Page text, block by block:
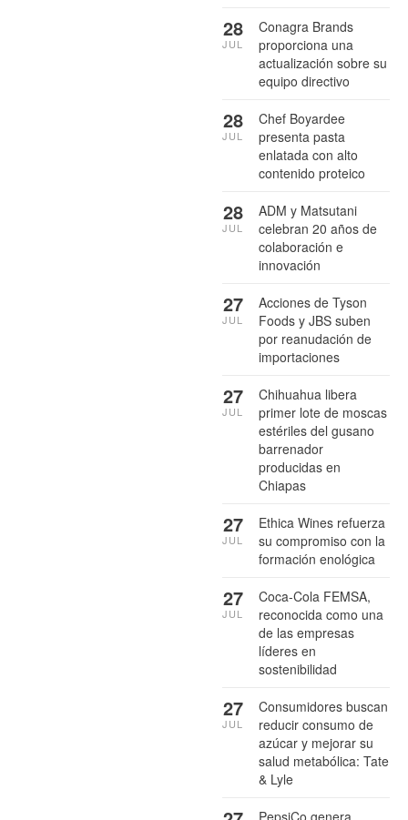
Conagra Brands
proporciona una
actualización sobre su
equipo directivo
28
JUL
Chef Boyardee
presenta pasta
enlatada con alto
contenido proteico
28
JUL
ADM y Matsutani
celebran 20 años de
colaboración e
innovación
28
JUL
Acciones de Tyson
Foods y JBS suben
por reanudación de
importaciones
27
JUL
Chihuahua libera
primer lote de moscas
estériles del gusano
barrenador
producidas en
Chiapas
27
JUL
Ethica Wines refuerza
su compromiso con la
formación enológica
27
JUL
Coca-Cola FEMSA,
reconocida como una
de las empresas
líderes en
sostenibilidad
27
JUL
Consumidores buscan
reducir consumo de
azúcar y mejorar su
salud metabólica: Tate
& Lyle
27
JUL